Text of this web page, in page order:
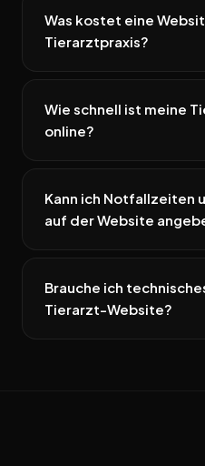
Was kostet eine
Tierarztpraxis?
Wie schnell ist meine
online?
Kann ich Notfallzeiten
auf der Website
Brauche ich
Tierarzt-Website?